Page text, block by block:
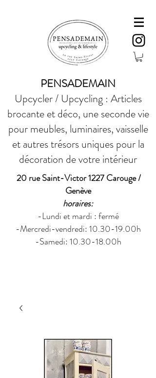
PENSADEMAIN
Upcycler / Upcycling : Articles
brocante et déco, une seconde vie
pour meubles, luminaires, vaisselle
et autres trésors uniques pour la
décoration de votre intérieur
20 rue Saint-Victor 1227 Carouge /
Genève
horaires:
-Lundi et mardi : fermé
-Mercredi-vendredi: 10.30-19.00h
-Samedi: 10.30-18.00h